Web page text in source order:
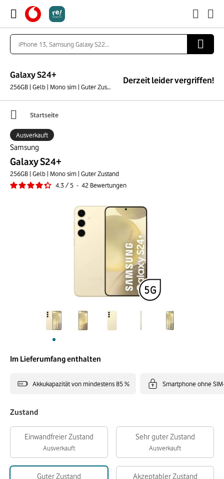
Galaxy S24+
256GB | Gelb | Mono sim | Guter Zustand
Derzeit leider vergriffen!
Startseite
Samsung
Galaxy S24+
256GB | Gelb | Mono sim | Guter Zustand
4.3/5 - 42 Bewertungen
Ausverkauft
Im Lieferumfang enthalten
Akkukapazität von mindestens 85 % Smartphone ohne
Zustand
Einwandfreier Zustand
Ausverkauft
Sehr guter Zustand
Ausverkauft
Guter Zustand Akzeptabler Zustand